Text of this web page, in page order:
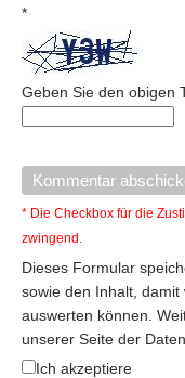
*
Geben Sie den obigen
* Die Checkbox für die
zwingend.
Dieses Formular
sowie den Inhalt,
auswerten können.
unserer Seite der
Ich akzeptiere